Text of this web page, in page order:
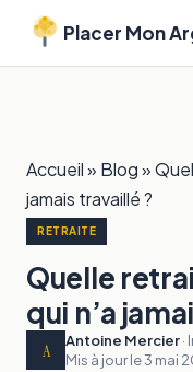
Placer Mon
Accueil» Blog»
jamais travaillé ?
RETRAITE
Quelle
qui n’a
A Antoine Mercier
Mis à jour le 3 mai